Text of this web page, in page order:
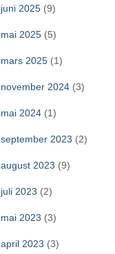
juni 2025(9)
mai 2025(5)
mars 2025(1)
november 2024(3)
mai 2024(1)
september 2023 (2)
august 2023 (9)
juli 2023 (2)
mai 2023 (3)
april 2023 (3)